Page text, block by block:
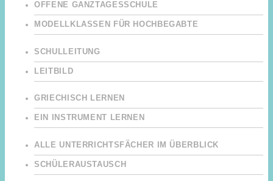
OFFENE GANZTAGESSCHULE
MODELLKLASSEN FÜR HOCHBEGABTE
SCHULLEITUNG
LEITBILD
GRIECHISCH LERNEN
EIN INSTRUMENT LERNEN
ALLE UNTERRICHTSFÄCHER IM ÜBERBLICK
SCHÜLERAUSTAUSCH